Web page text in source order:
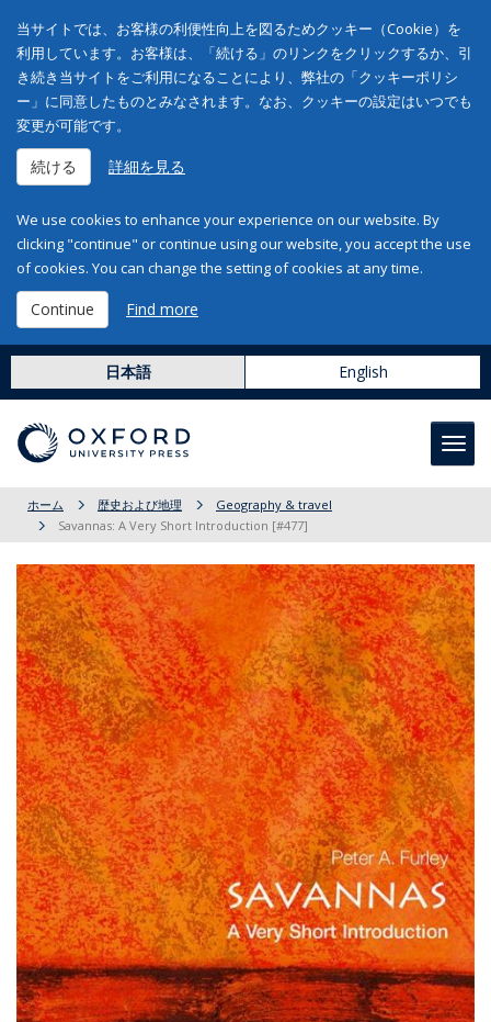
当サイトでは、お客様の利便性向上を図るためクッキー（Cookie）を
利用しています。お客様は、「続ける」のリンクをクリックするか、引
き続き当サイトをご利用になることにより、弊社の「クッキーポリシ
ー」に同意したものとみなされます。なお、クッキーの設定はいつでも
変更が可能です。
続ける 詳細を見る
We use cookies to enhance your experience on our website. By
clicking "continue" or continue using our website, you accept the use
of cookies. You can change the setting of cookies at any time.
Continue Find more
日本語 English
ホーム 歴史および地理
Geography & travel
Savannas: A Very Short Introduction [#477]